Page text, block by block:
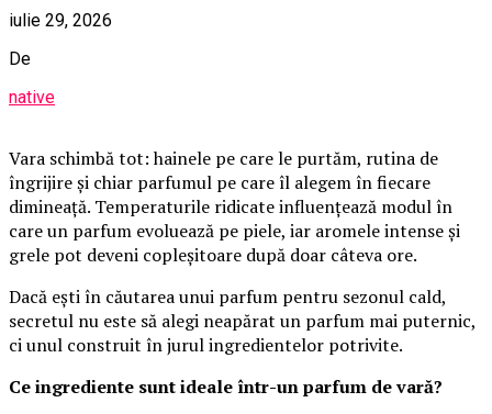
iulie 29, 2026
De
native
Vara schimbă tot: hainele pe care le purtăm, rutina de
îngrijire și chiar parfumul pe care îl alegem în fiecare
dimineață. Temperaturile ridicate influențează modul în
care un parfum evoluează pe piele, iar aromele intense și
grele pot deveni copleșitoare după doar câteva ore.
Dacă ești în căutarea unui parfum pentru sezonul cald,
secretul nu este să alegi neapărat un parfum mai puternic,
ci unul construit în jurul ingredientelor potrivite.
Ce ingrediente sunt ideale într-un parfum de vară?